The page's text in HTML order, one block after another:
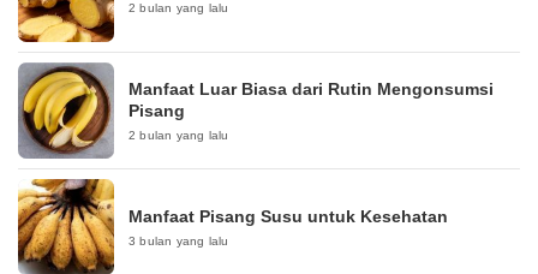
2 bulan yang lalu
Manfaat Luar Biasa dari Rutin Mengonsumsi
Pisang
2 bulan yang lalu
Manfaat Pisang Susu untuk Kesehatan
3 bulan yang lalu